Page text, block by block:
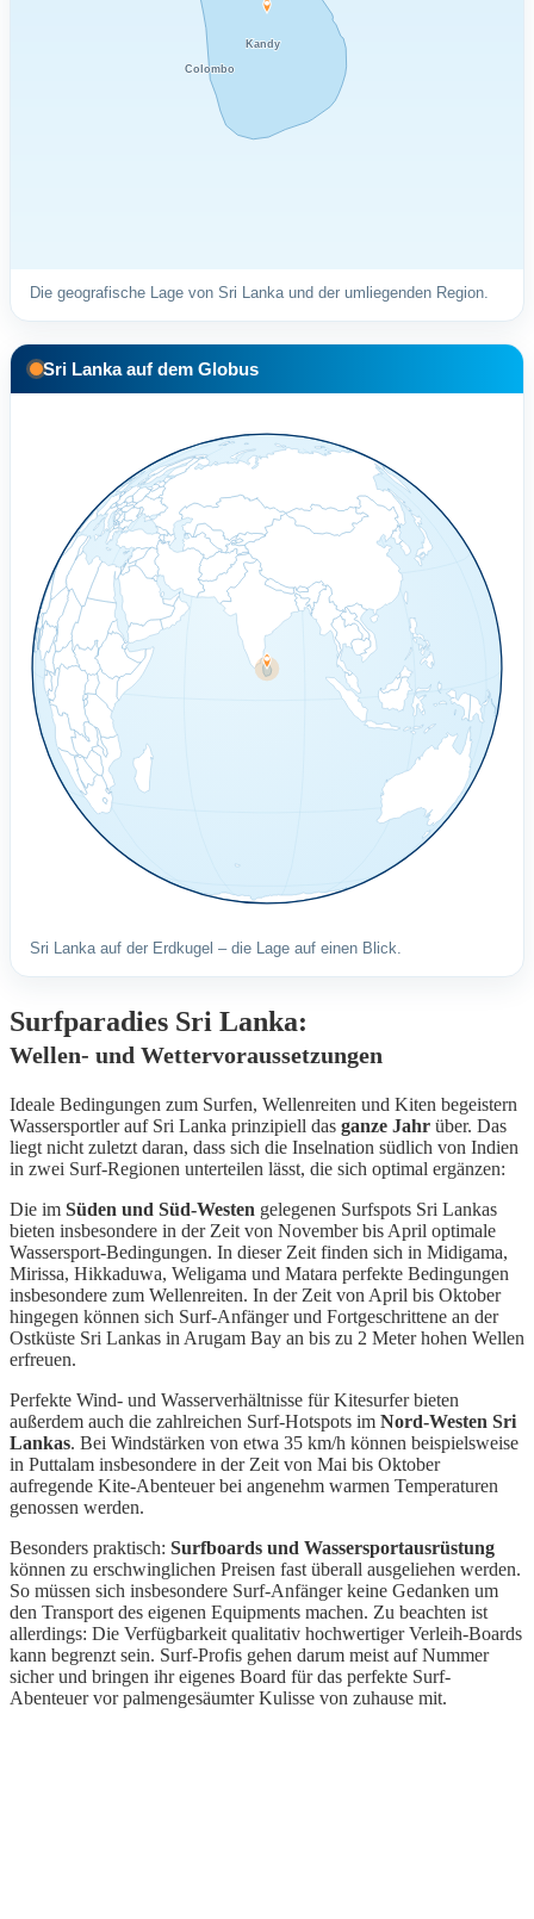
Colombo
Kandy
Die geografische Lage von Sri Lanka und der umliegenden Region.
Sri Lanka auf dem Globus
Sri Lanka auf der Erdkugel – die Lage auf einen Blick.
Surfparadies Sri Lanka:
Wellen- und Wettervoraussetzungen
Ideale Bedingungen zum Surfen, Wellenreiten und Kiten begeistern
Wassersportler auf Sri Lanka prinzipiell das ganze Jahr über. Das
liegt nicht zuletzt daran, dass sich die Inselnation südlich von Indien
in zwei Surf-Regionen unterteilen lässt, die sich optimal ergänzen:
Die im Süden und Süd-Westen gelegenen Surfspots Sri Lankas
bieten insbesondere in der Zeit von November bis April optimale
Wassersport-Bedingungen. In dieser Zeit finden sich in Midigama,
Mirissa, Hikkaduwa, Weligama und Matara perfekte Bedingungen
insbesondere zum Wellenreiten. In der Zeit von April bis Oktober
hingegen können sich Surf-Anfänger und Fortgeschrittene an der
Ostküste Sri Lankas in Arugam Bay an bis zu 2 Meter hohen Wellen
erfreuen.
Perfekte Wind- und Wasserverhältnisse für Kitesurfer bieten
außerdem auch die zahlreichen Surf-Hotspots im Nord-Westen Sri
Lankas. Bei Windstärken von etwa 35 km/h können beispielsweise
in Puttalam insbesondere in der Zeit von Mai bis Oktober
aufregende Kite-Abenteuer bei angenehm warmen Temperaturen
genossen werden.
Besonders praktisch: Surfboards und Wassersportausrüstung
können zu erschwinglichen Preisen fast überall ausgeliehen werden.
So müssen sich insbesondere Surf-Anfänger keine Gedanken um
den Transport des eigenen Equipments machen. Zu beachten ist
allerdings: Die Verfügbarkeit qualitativ hochwertiger Verleih-Boards
kann begrenzt sein. Surf-Profis gehen darum meist auf Nummer
sicher und bringen ihr eigenes Board für das perfekte Surf-
Abenteuer vor palmengesäumter Kulisse von zuhause mit.